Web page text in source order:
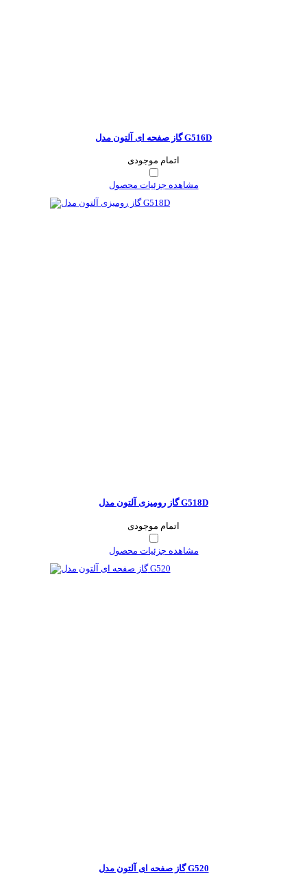
گاز صفحه ای آلتون مدل G516D
اتمام موجودی
مشاهده جزئیات محصول
گاز رومیزی آلتون مدل G518D
اتمام موجودی
مشاهده جزئیات محصول
گاز صفحه ای آلتون مدل G520